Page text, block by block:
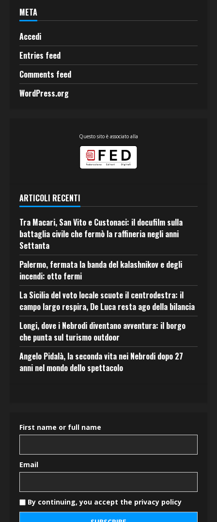
META
Accedi
Entries feed
Comments feed
WordPress.org
Questo sito è associato alla
ARTICOLI RECENTI
Tra Macari, San Vito e Custonaci: il docufilm sulla
battaglia civile che fermò la raffineria negli anni
Settanta
Palermo, fermata la banda del kalashnikov e degli
incendi: otto fermi
La Sicilia del voto locale scuote il centrodestra: il
campo largo respira, De Luca resta ago della bilancia
Longi, dove i Nebrodi diventano avventura: il borgo
che punta sul turismo outdoor
Angelo Pidalà, la seconda vita nei Nebrodi dopo 27
anni nel mondo dello spettacolo
First name or full name
Email
By continuing, you accept the privacy policy